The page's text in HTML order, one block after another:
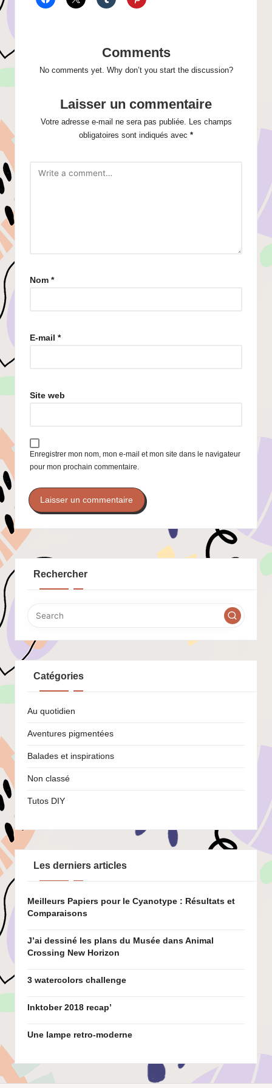
Comments
No comments yet. Why don’t you start the discussion?
Laisser un commentaire
Votre adresse e-mail ne sera pas publiée.
Les champs
obligatoires sont indiqués avec *
Nom *
E-mail *
Site web
Enregistrer mon nom, mon e-mail et mon site dans le navigateur
pour mon prochain commentaire.
Rechercher
Catégories
Au quotidien
Aventures pigmentées
Balades et inspirations
Non classé
Tutos DIY
Les derniers articles
Meilleurs Papiers pour le Cyanotype : Résultats et
Comparaisons
J’ai dessiné les plans du Musée dans Animal
Crossing New Horizon
3 watercolors challenge
Inktober 2018 recap’
Une lampe retro-moderne